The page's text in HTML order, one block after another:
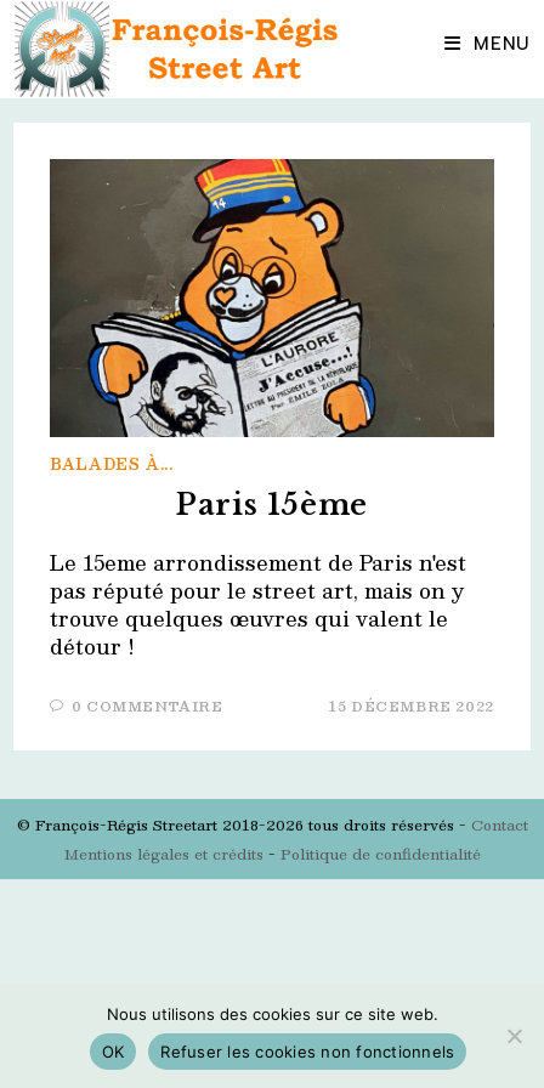
Skip
content MENU
BALADES À...
Paris 15ème
Le 15eme arrondissement de Paris n'est
pas réputé pour le street art, mais on y
trouve quelques œuvres qui valent le
détour !
0 COMMENTAIRE 15 DÉCEMBRE 2022
© François-Régis Streetart 2018-2026 tous droits réservés - Contact
Mentions légales et crédits - Politique de confidentialité
Nous utilisons des cookies sur ce site web.
OK
Refuser les cookies non fonctionnels